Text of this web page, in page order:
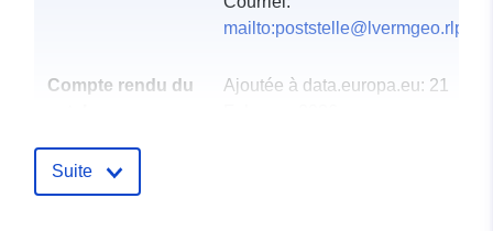
mailto:poststelle@lvermgeo.rlp.de
Compte rendu du
Ajoutée à data.europa.eu: 21
Suite